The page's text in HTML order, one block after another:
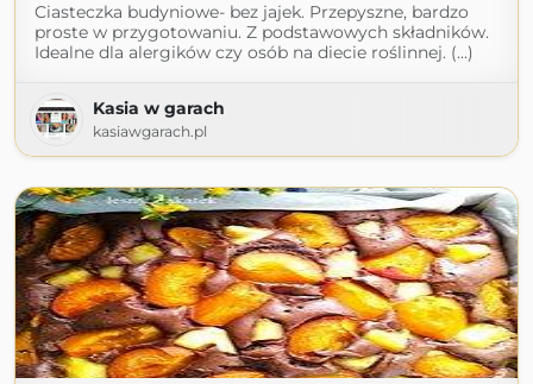
Ciasteczka budyniowe- bez jajek. Przepyszne, bardzo
proste w przygotowaniu. Z podstawowych składników.
Idealne dla alergików czy osób na diecie roślinnej. (...)
Kasia w garach
kasiawgarach.pl